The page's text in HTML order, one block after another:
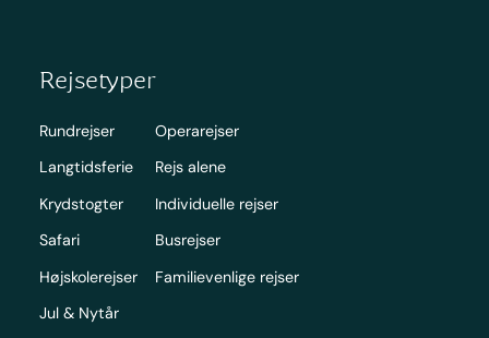
Rejsetyper
Rundrejser
Langtidsferie
Krydstogter
Safari
Højskolerejser
Jul & Nytår
Operarejser
Rejs alene
Individuelle rejser
Busrejser
Familievenlige rejser